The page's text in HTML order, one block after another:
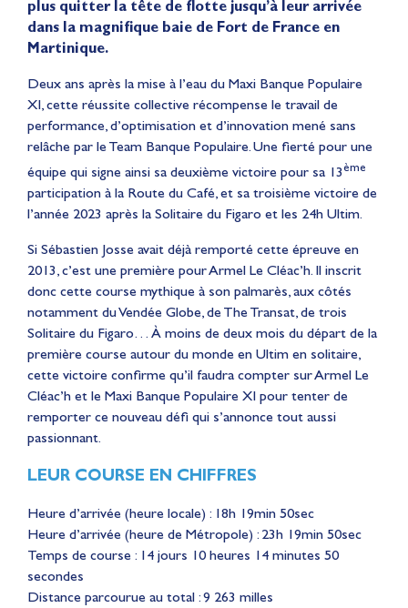
plus quitter la tête de flotte jusqu’à leur arrivée
dans la magnifique baie de Fort de France en
Martinique.
Deux ans après la mise à l’eau du Maxi Banque Populaire
XI, cette réussite collective récompense le travail de
performance, d’optimisation et d’innovation mené sans
relâche par le Team Banque Populaire. Une fierté pour une
équipe qui signe ainsi sa deuxième victoire pour sa 13ème
participation à la Route du Café, et sa troisième victoire de
l’année 2023 après la Solitaire du Figaro et les 24h Ultim.
Si Sébastien Josse avait déjà remporté cette épreuve en
2013, c’est une première pour Armel Le Cléac’h. Il inscrit
donc cette course mythique à son palmarès, aux côtés
notamment du Vendée Globe, de The Transat, de trois
Solitaire du Figaro… À moins de deux mois du départ de la
première course autour du monde en Ultim en solitaire,
cette victoire confirme qu’il faudra compter sur Armel Le
Cléac’h et le Maxi Banque Populaire XI pour tenter de
remporter ce nouveau défi qui s’annonce tout aussi
passionnant.
LEUR COURSE EN CHIFFRES
Heure d’arrivée (heure locale) : 18h 19min 50sec
Heure d’arrivée (heure de Métropole) : 23h 19min 50sec
Temps de course : 14 jours 10 heures 14 minutes 50
secondes
Distance parcourue au total : 9 263 milles